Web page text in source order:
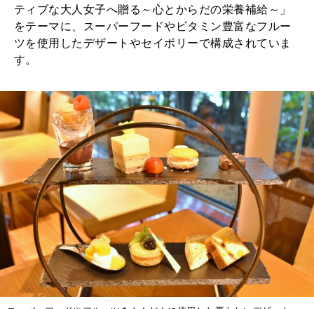
ティブな大人女子へ贈る～心とからだの栄養補給～」
をテーマに、スーパーフードやビタミン豊富なフルー
ツを使用したデザートやセイボリーで構成されていま
す。